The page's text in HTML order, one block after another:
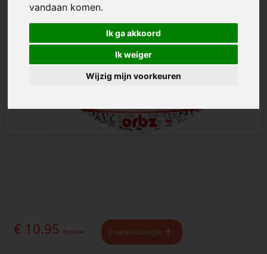
vandaan komen.
Ik ga akkoord
Ik weiger
Wijzig mijn voorkeuren
€ 10.95 Excl. btw In winkelmandje